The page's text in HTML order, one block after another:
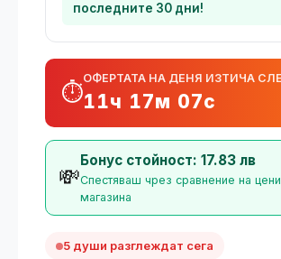
последните 30 дни!
⏱️
ОФЕРТАТА НА ДЕНЯ ИЗТИЧА
11ч 17м 06с
💸
Бонус стойност: 17.83 лв
Спестяваш чрез сравнение на
магазина
5 души разглеждат сега